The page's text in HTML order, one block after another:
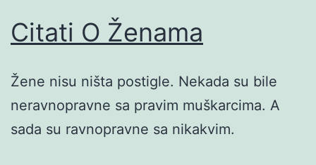
Citati O Ženama
Žene nisu ništa postigle. Nekada su bile
neravnopravne sa pravim muškarcima. A
sada su ravnopravne sa nikakvim.